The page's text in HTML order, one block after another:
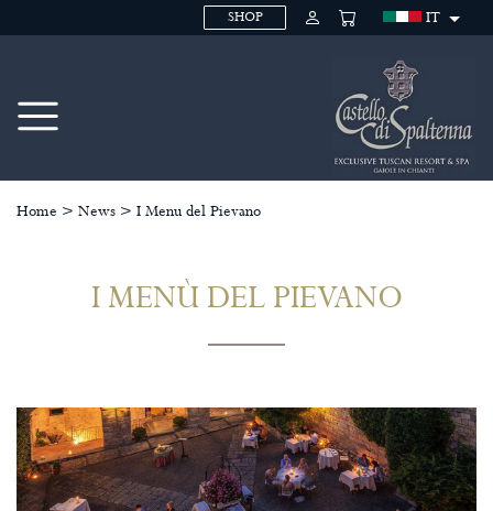
SHOP IT
Home > News > I Menu del Pievano
I MENÙ DEL PIEVANO